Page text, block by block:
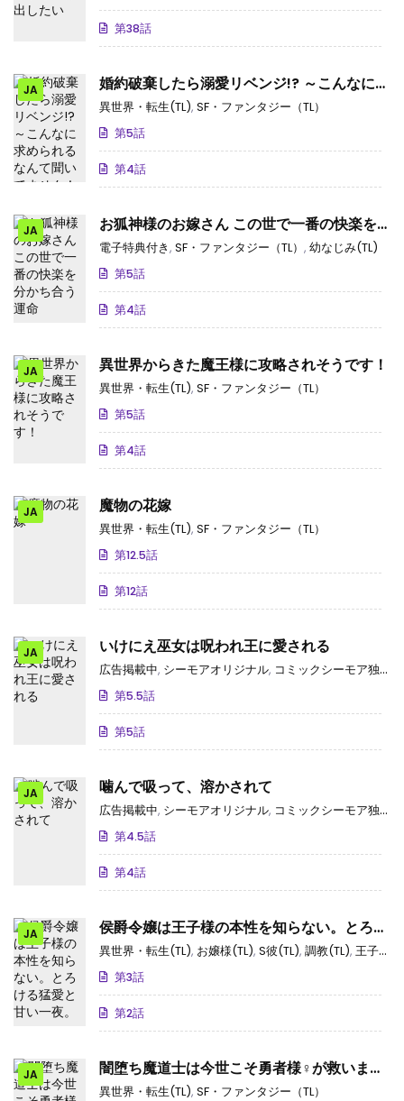
第38話
JA
婚約破棄したら溺愛リベンジ!? ～こんなに求
められるなんて聞いてません！～ アンソロ
ジー
異世界・転生(TL), SF・ファンタジー（TL）
第5話
第4話
JA
お狐神様のお嫁さん この世で一番の快楽を
分かち合う運命
電子特典付き, SF・ファンタジー（TL） , 幼なじみ(TL)
第5話
第4話
JA 異世界からきた魔王様に攻略されそうです！
異世界・転生(TL), SF・ファンタジー（TL）
第5話
第4話
JA 魔物の花嫁
異世界・転生(TL), SF・ファンタジー（TL）
第12.5話
第12話
JA いけにえ巫女は呪われ王に愛される
広告掲載中, シーモアオリジナル, コミックシーモア独占･先行
第5.5話
第5話
JA 噛んで吸って、溶かされて
広告掲載中, シーモアオリジナル, コミックシーモア独占･先行
第4.5話
第4話
JA
侯爵令嬢は王子様の本性を知らない。とろけ
る猛愛と甘い一夜。
異世界・転生(TL), お嬢様(TL), S彼(TL), 調教(TL), 王子様(TL)
第3話
第2話
JA
闇堕ち魔道士は今世こそ勇者様♀が救いま
す！
異世界・転生(TL), SF・ファンタジー（TL）